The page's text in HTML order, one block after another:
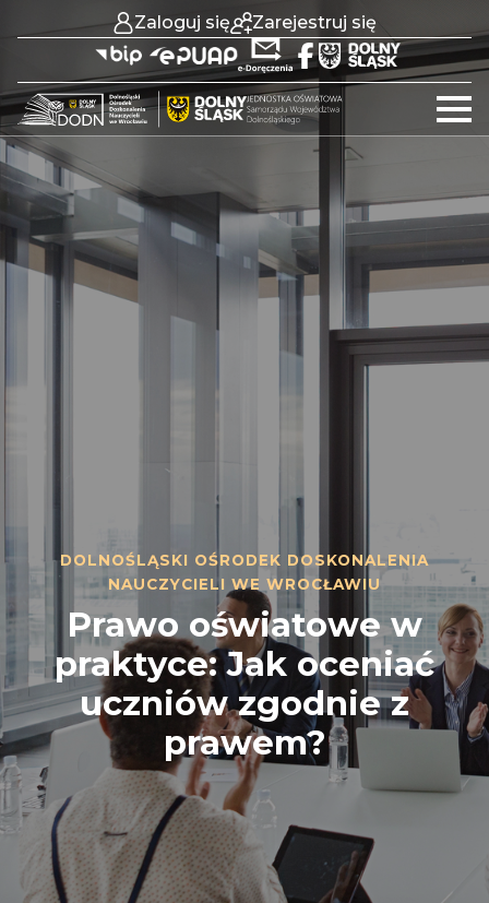
Zaloguj się Zarejestruj się
DOLNOŚLĄSKI OŚRODEK DOSKONALENIA
NAUCZYCIELI WE WROCŁAWIU
Prawo oświatowe w
praktyce: Jak oceniać
uczniów zgodnie z
prawem?